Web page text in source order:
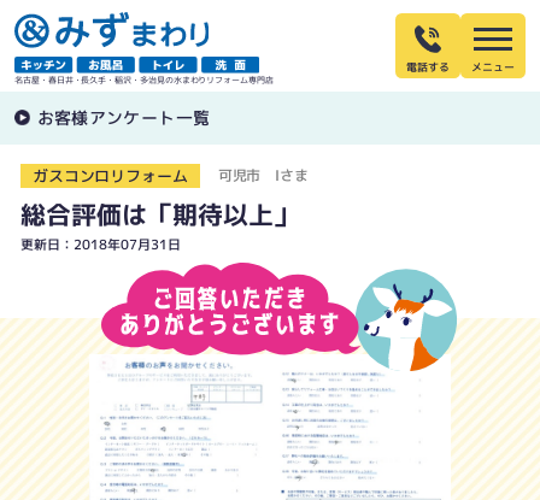
名古屋・春日井・長久手・稲沢・多治見の水まわりリフォーム専門店
電話する
お客様アンケート一覧
ガスコンロリフォーム 可児市 Iさま
総合評価は「期待以上」
更新日：2018年07月31日